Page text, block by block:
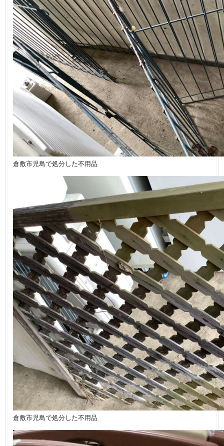
倉敷市児島で処分した不用品
倉敷市児島で処分した不用品